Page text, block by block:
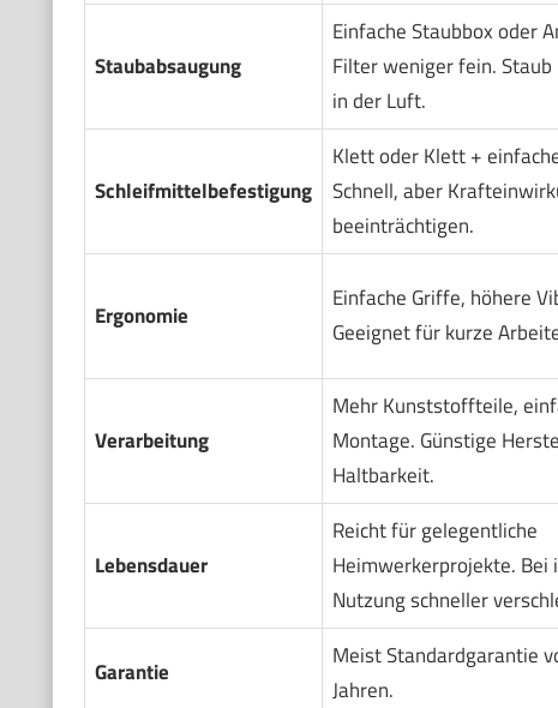
Staubabsaugung
Einfache Staubbox oder
Filter weniger fein.
in der Luft.
Schleifmittelbefestigung
Klett oder Klett +
Schnell, aber
beeinträchtigen.
Ergonomie
Einfache Griffe, höhere
Geeignet für kurze
Verarbeitung
Mehr Kunststoffteile,
Montage. Günstige
Haltbarkeit.
Lebensdauer
Reicht für gelegentliche
Heimwerkerprojekte. Bei
Nutzung schneller
Garantie
Meist Standardgarantie
Jahren.